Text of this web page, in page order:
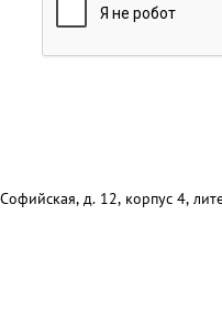
д. 12, корпус 4,